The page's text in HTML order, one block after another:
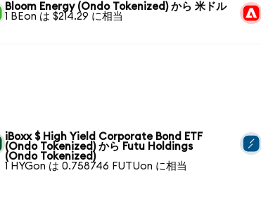
Bloom Energy (Ondo Tokenized) から 米ドル
1 BEon は $214.29 に相当
iBoxx $ High Yield Corporate Bond ETF
(Ondo Tokenized) から Futu Holdings
(Ondo Tokenized)
1 HYGon は 0.758746 FUTUon に相当